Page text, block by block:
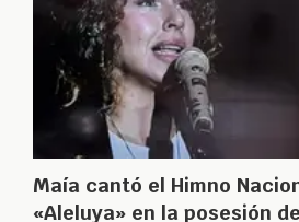
Maía cantó el Himno
«Aleluya» en la posesión